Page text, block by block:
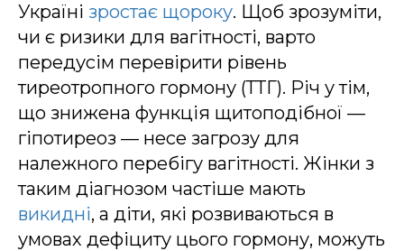
Україні зростає щороку. Щоб зрозуміти,
чи є ризики для вагітності, варто
передусім перевірити рівень
тиреотропного гормону (ТТГ). Річ у тім,
що знижена функція щитоподібної —
гіпотиреоз — несе загрозу для
належного перебігу вагітності. Жінки з
таким діагнозом частіше мають
викидні, а діти, які розвиваються в
умовах дефіциту цього гормону, можуть